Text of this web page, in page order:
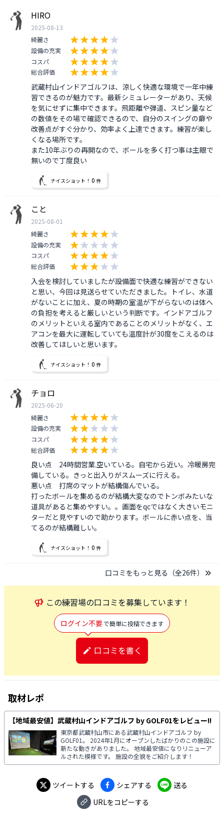
HIRO
2025-08-13
綺麗さ
設備の充実
コスパ
総合評価
武蔵村山インドアゴルフは、涼しく快適な環境で一年中練
習できるのが魅力です。最新シミュレーターがあり、天候
を気にせずに集中できます。飛距離や弾道、スピン量など
の数値をその場で確認できるので、自分のスイングの癖や
改善点がすぐ分かり、効率よく上達できます。練習が楽し
くなる場所です。
また10年ぶりの再開なので、ボールを多く打つ事は主眼で
無いので丁度良い
ナイスショット！ 0 件
こと
2025-08-01
綺麗さ
設備の充実
コスパ
総合評価
入会を検討していましたが設備面で快適な練習ができない
と思い、今回は見送らせていただきました。トイレ、水道
がないことに加え、夏の時期の室温が下がらないのは体へ
の負担を考えると厳しいという判断です。インドアゴルフ
のメリットといえる室内であることのメリットがなく、エ
アコンを最大に運転していても温度計が30度をこえるのは
改善してほしいと思います。
ナイスショット！ 0 件
チョロ
2025-06-20
綺麗さ
設備の充実
コスパ
総合評価
良い点　24時間営業.空いている。自宅から近い。冷暖房完
備している。きっと出入りがスムーズに行える。
悪い点　打席のマットが結構傷んでいる。
打ったボールを集めるのが結構大変なのでトンボみたいな
道具があると集めやすい。。画面をqcではなく大きいモニ
ターだと見やすいので助かります。ボールに赤い点を、当
てるのが結構難しい。
ナイスショット！ 0 件
口コミをもっと見る（全26件）
この練習場の口コミを募集しています！
ログイン不要で簡単に投稿できます
口コミを書く
取材レポ
【地域最安値】武蔵村山インドアゴルフ by GOLF01をレビュー!!
東京都武蔵村山市にある武蔵村山インドアゴルフ by
GOLF01。 2024年1月にオープンしたばかりのこの施設に
新たな動きがありました。 地域最安値になりリニューア
ルされた模様です。 施設の全貌をご紹介します！
ツイートする シェアする
送る
URLをコピーする